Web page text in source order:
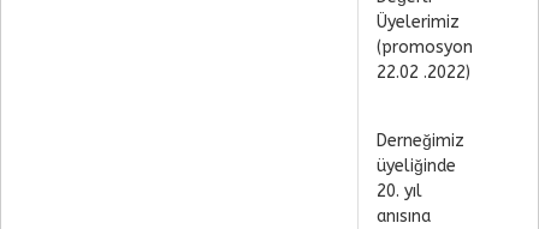
Üyelerimiz
(promosyon
22.02 .2022)
Derneğimiz
üyeliğinde
20. yıl
anısına